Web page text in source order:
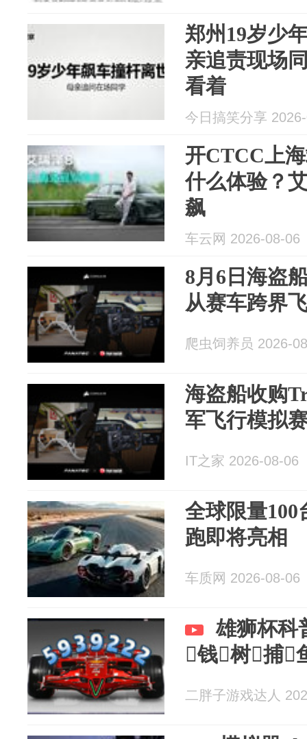
郑州19岁少
亲追责现场
看着
今日搞笑分享
开CTCC上
什么体验？
飙
车云网 2026-08-06
8月6日海盗
从赛车跨界
爬虫饲养员 2026-
海盗船收购
军飞行模拟
IT之家 2026-08-06
全球限量
跑即将亮相
车质网 2026-08-06
雄狮杯科
钱树捕
二胖子游戏达人